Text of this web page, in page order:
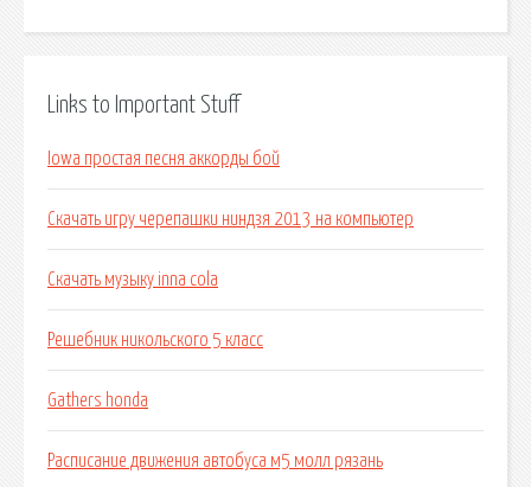
Links to Important Stuff
Iowa простая песня аккорды бой
Скачать игру черепашки ниндзя 2013 на компьютер
Скачать музыку inna cola
Решебник никольского 5 класс
Gathers honda
Расписание движения автобуса м5 молл рязань